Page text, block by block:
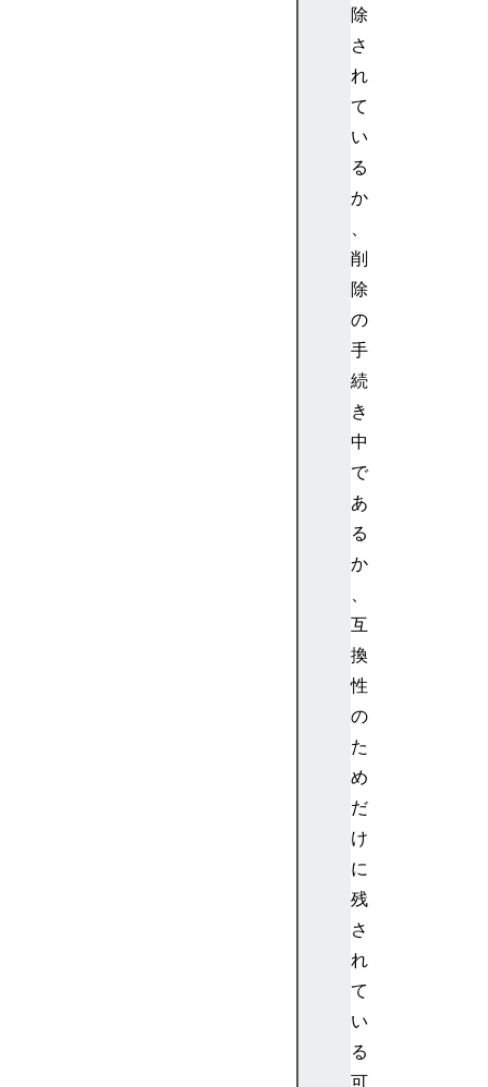
除
さ
れ
て
い
る
か
削
除
の
手
続
き
中
で
あ
る
か
互
換
性
の
た
め
だ
け
に
残
さ
れ
て
い
る
可